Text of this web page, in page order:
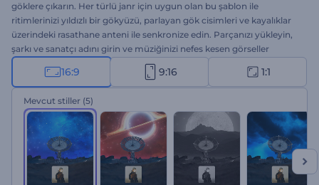
göklere çıkarın. Her türlü janr için uygun olan bu şablon ile
ritimlerinizi yıldızlı bir gökyüzü, parlayan gök cisimleri ve kayalıklar
üzerindeki rasathane anteni ile senkronize edin. Parçanızı yükleyin,
şarkı ve sanatçı adını girin ve müziğinizi nefes kesen görseller
eşliğinde sunun. Müzisyenlerden DJ'lere ve müziğe merak duyanlara
kadar herkes bu görselleştirici ile müziğini çok daha geniş kitlelere
ulaştırabilir. Hemen kollları sıvayın!
16:9 9:16 1:1
Mevcut stiller (5)